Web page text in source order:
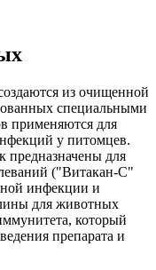
из очищенной
специальными
применяются для
у питомцев.
предназначены для
("Витакан-С"
инфекции и
для животных
который
препарата и